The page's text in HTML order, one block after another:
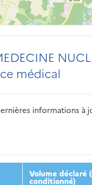
médical
informations à
2015
Volume déclaré
conditionné)